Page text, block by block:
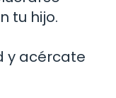
tu hijo.
y acércate